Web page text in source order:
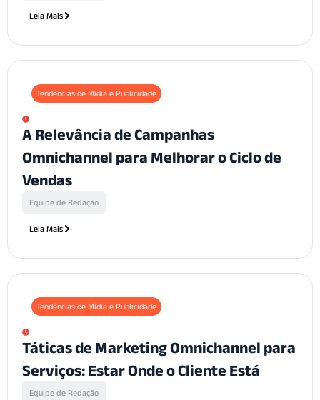
Leia Mais
Tendências de Mídia e Publicidade
A Relevância de Campanhas
Omnichannel para Melhorar o Ciclo de
Vendas
Equipe de Redação
Leia Mais
Tendências de Mídia e Publicidade
Táticas de Marketing Omnichannel para
Serviços: Estar Onde o Cliente Está
Equipe de Redação